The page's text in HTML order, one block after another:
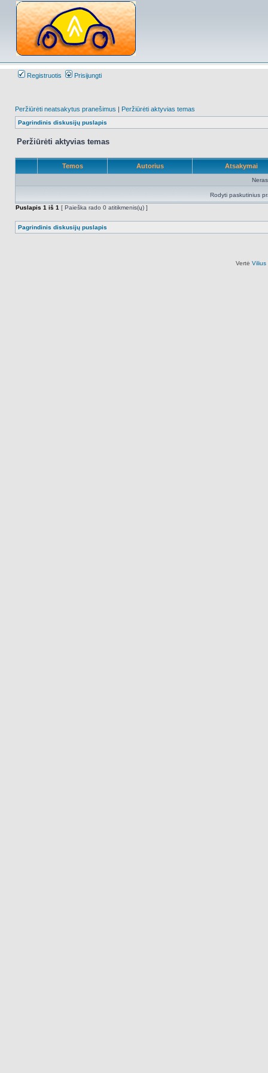
Registruotis Prisijungti
Peržiūrėti neatsakytus pranešimus | Peržiūrėti aktyvias temas
Pagrindinis diskusijų puslapis
Peržiūrėti aktyvias temas
Temos Autorius Atsakymai
Rodyti paskutinius
Puslapis 1 iš 1 [ Paieška rado 0 atitikmenis(ų) ]
Pagrindinis diskusijų puslapis
Vertė Vilius